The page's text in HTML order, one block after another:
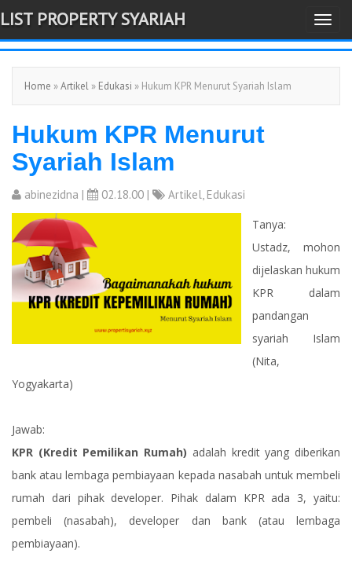
-->
T
o
g
l
t
i
n
LIST PROPERTY SYARIAH
Home »Artikel » Edukasi » Hukum KPR Menurut Syariah Islam
Hukum KPR Menurut
Syariah Islam
abinezidna | 02.18.00 | Artikel, Edukasi
Tanya:
Ustadz, mohon
dijelaskan hukum
KPR dalam
pandangan
syariah Islam
(Nita,
Yogyakarta)
Jawab:
KPR (Kredit Pemilikan Rumah) adalah kredit yang diberikan
bank atau lembaga pembiayaan kepada nasabah untuk membeli
rumah dari pihak developer. Pihak dalam KPR ada 3, yaitu:
pembeli (nasabah), developer dan bank (atau lembaga
pembiayaan).